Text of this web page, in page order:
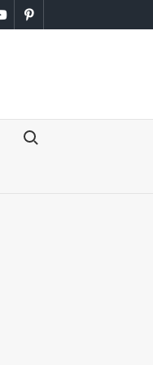
youtubepinterest
Search for: